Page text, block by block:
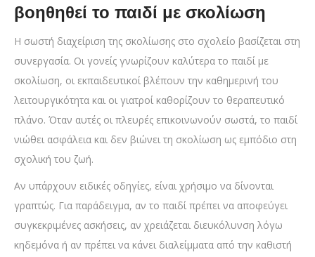
βοηθηθεί το παιδί με σκολίωση
Η σωστή διαχείριση της σκολίωσης στο σχολείο βασίζεται στη
συνεργασία. Οι γονείς γνωρίζουν καλύτερα το παιδί με
σκολίωση, οι εκπαιδευτικοί βλέπουν την καθημερινή του
λειτουργικότητα και οι γιατροί καθορίζουν το θεραπευτικό
πλάνο. Όταν αυτές οι πλευρές επικοινωνούν σωστά, το παιδί
νιώθει ασφάλεια και δεν βιώνει τη σκολίωση ως εμπόδιο στη
σχολική του ζωή.
Αν υπάρχουν ειδικές οδηγίες, είναι χρήσιμο να δίνονται
γραπτώς. Για παράδειγμα, αν το παιδί πρέπει να αποφεύγει
συγκεκριμένες ασκήσεις, αν χρειάζεται διευκόλυνση λόγω
κηδεμόνα ή αν πρέπει να κάνει διαλείμματα από την καθιστή